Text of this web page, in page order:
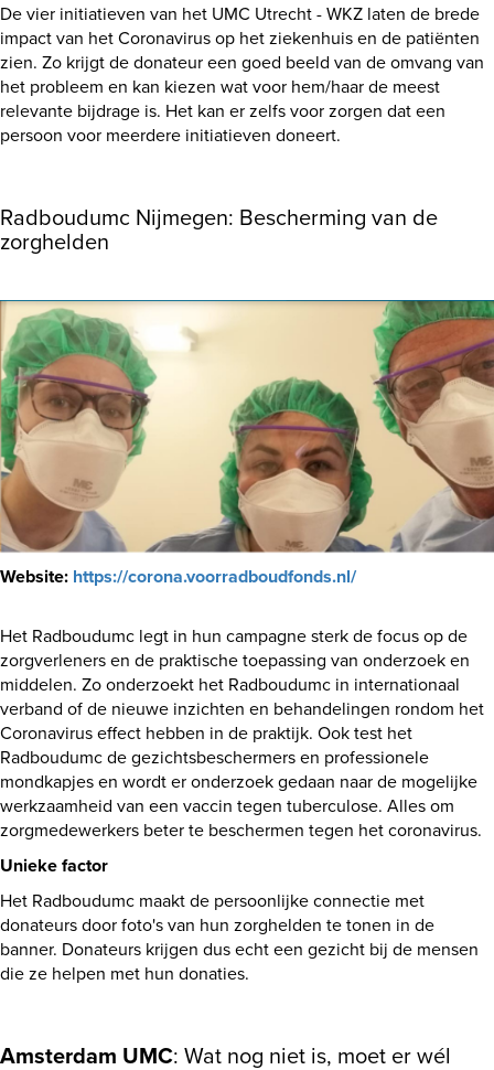
De vier initiatieven van het UMC Utrecht - WKZ laten de brede
impact van het Coronavirus op het ziekenhuis en de patiënten
zien. Zo krijgt de donateur een goed beeld van de omvang van
het probleem en kan kiezen wat voor hem/haar de meest
relevante bijdrage is. Het kan er zelfs voor zorgen dat een
persoon voor meerdere initiatieven doneert.
Radboudumc Nijmegen: Bescherming van de
zorghelden
Website: https://corona.voorradboudfonds.nl/
Het Radboudumc legt in hun campagne sterk de focus op de
zorgverleners en de praktische toepassing van onderzoek en
middelen. Zo onderzoekt het Radboudumc in internationaal
verband of de nieuwe inzichten en behandelingen rondom het
Coronavirus effect hebben in de praktijk. Ook test het
Radboudumc de gezichtsbeschermers en professionele
mondkapjes en wordt er onderzoek gedaan naar de mogelijke
werkzaamheid van een vaccin tegen tuberculose. Alles om
zorgmedewerkers beter te beschermen tegen het coronavirus.
Unieke factor
Het Radboudumc maakt de persoonlijke connectie met
donateurs door foto's van hun zorghelden te tonen in de
banner. Donateurs krijgen dus echt een gezicht bij de mensen
die ze helpen met hun donaties.
Amsterdam UMC: Wat nog niet is, moet er wél